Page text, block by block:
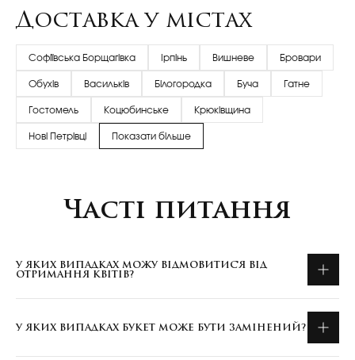
Доставка у містах
Софіївська Борщагівка Ірпінь Вишневе Бровари
Обухів Васильків Білогородка Буча Гатне
Гостомель Коцюбинське Крюківщина
Нові Петрівці Показати більше
Часті питання
У ЯКИХ ВИПАДКАХ МОЖУ ВІДМОВИТИСЯ ВІД
ОТРИМАННЯ КВІТІВ?
У ЯКИХ ВИПАДКАХ БУКЕТ МОЖЕ БУТИ ЗАМІНЕНИЙ?